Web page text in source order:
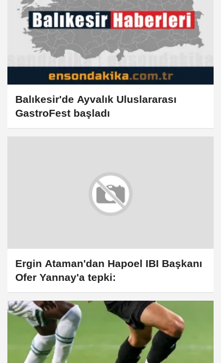
Balıkesir'de Ayvalık Uluslararası
GastroFest başladı
Ergin Ataman'dan Hapoel IBI Başkanı
Ofer Yannay'a tepki: